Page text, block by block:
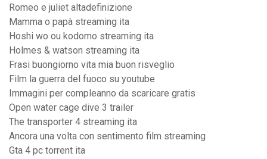
Romeo e juliet altadefinizione
Mamma o papà streaming ita
Hoshi wo ou kodomo streaming ita
Holmes & watson streaming ita
Frasi buongiorno vita mia buon risveglio
Film la guerra del fuoco su youtube
Immagini per compleanno da scaricare gratis
Open water cage dive 3 trailer
The transporter 4 streaming ita
Ancora una volta con sentimento film streaming
Gta 4 pc torrent ita